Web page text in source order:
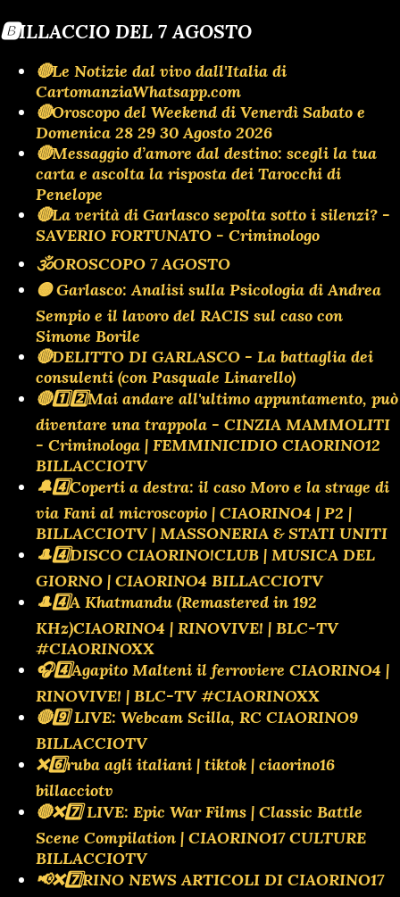
🅱️ILLACCIO DEL 7 AGOSTO
🔴Le Notizie dal vivo dall'Italia di
CartomanziaWhatsapp.com
🔴Oroscopo del Weekend di Venerdì Sabato e
Domenica 28 29 30 Agosto 2026
🔴Messaggio d’amore dal destino: scegli la tua
carta e ascolta la risposta dei Tarocchi di
Penelope
🔴La verità di Garlasco sepolta sotto i silenzi? -
SAVERIO FORTUNATO - Criminologo
🕉OROSCOPO 7 AGOSTO
🟡 Garlasco: Analisi sulla Psicologia di Andrea
Sempio e il lavoro del RACIS sul caso con
Simone Borile
🔴DELITTO DI GARLASCO - La battaglia dei
consulenti (con Pasquale Linarello)
🔴1️⃣2️⃣Mai andare all'ultimo appuntamento, può
diventare una trappola - CINZIA MAMMOLITI
- Criminologa | FEMMINICIDIO CIAORINO12
BILLACCIOTV
🔔4️⃣Coperti a destra: il caso Moro e la strage di
via Fani al microscopio | CIAORINO4 | P2 |
BILLACCIOTV | MASSONERIA & STATI UNITI
🎩4️⃣DISCO CIAORINO!CLUB | MUSICA DEL
GIORNO | CIAORINO4 BILLACCIOTV
🎩4️⃣A Khatmandu (Remastered in 192
KHz)CIAORINO4 | RINOVIVE! | BLC-TV
#CIAORINOXX
🎧4️⃣Agapito Malteni il ferroviere CIAORINO4 |
RINOVIVE! | BLC-TV #CIAORINOXX
🔴9️⃣ LIVE: Webcam Scilla, RC CIAORINO9
BILLACCIOTV
❌️6️⃣ruba agli italiani | tiktok | ciaorino16
billacciotv
🔴❌️7️⃣ LIVE: Epic War Films | Classic Battle
Scene Compilation | CIAORINO17 CULTURE
BILLACCIOTV
📢❌️7️⃣RINO NEWS ARTICOLI DI CIAORINO17